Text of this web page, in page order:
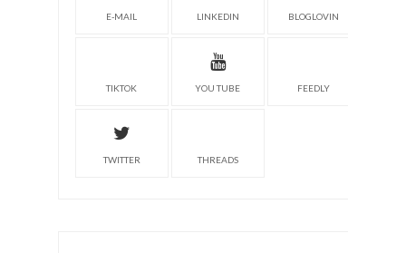
E-MAIL LINKEDIN BLOGLOVIN
TIKTOK YOU TUBE FEEDLY
TWITTER THREADS